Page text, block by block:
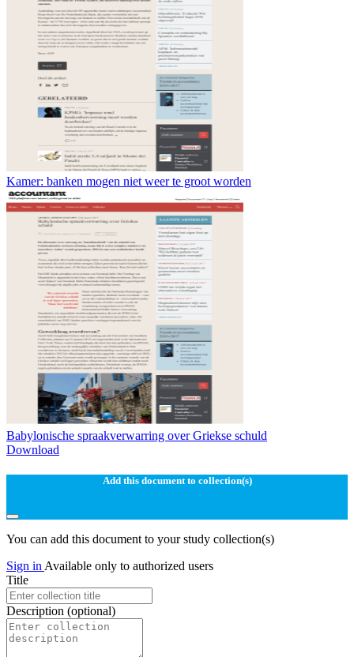
Kamer: banken mogen niet weer te groot worden
Babylonische spraakverwarring over Griekse schuld
Download
Add this document to collection(s)
You can add this document to your study collection(s)
Sign in Available only to authorized users
Title
Description (optional)